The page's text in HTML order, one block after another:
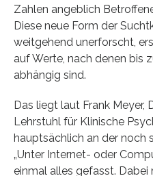
Zahlen angeblich
Diese neue Form der
weitgehend unerforscht,
auf Werte, nach denen bis
abhängig sind.
Das liegt laut Frank
Lehrstuhl für Klinische
hauptsächlich an der noch
„Unter Internet- oder
einmal alles gefasst.